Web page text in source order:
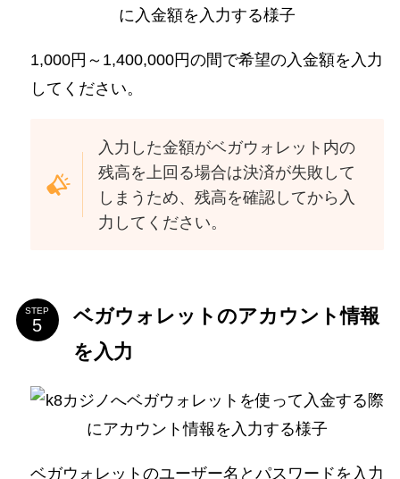
1,000円～1,400,000円の間で希望の入金額を入力
してください。
入力した金額がベガウォレット内の
残高を上回る場合は決済が失敗して
しまうため、残高を確認してから入
力してください。
STEP
ベガウォレットのアカウント情報
を入力
ベガウォレットのユーザー名とパスワードを入力